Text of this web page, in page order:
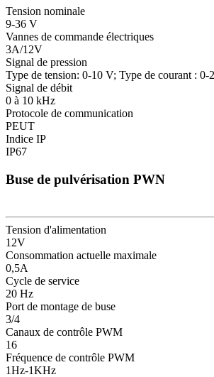
Tension nominale
9-36 V
Vannes de commande électriques
3A/12V
Signal de pression
Type de tension: 0-10 V; Type de courant : 0-
Signal de débit
0 à 10 kHz
Protocole de communication
PEUT
Indice IP
IP67
Buse de pulvérisation PWN
Tension d'alimentation
12V
Consommation actuelle maximale
0,5A
Cycle de service
20 Hz
Port de montage de buse
3/4
Canaux de contrôle PWM
16
Fréquence de contrôle PWM
1Hz-1KHz